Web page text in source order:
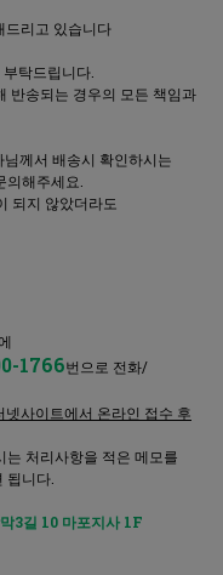
드리고 있습니다
탁드립니다.
반송되는 경우의 모든 책임과
께서 배송시 확인하시는
해주세요.
되지 않았더라도
1766번으로 전화/
넷사이트에서 온라인 접수 후
처리사항을 적은 메모를
됩니다.
3길 10 마포지사 1F